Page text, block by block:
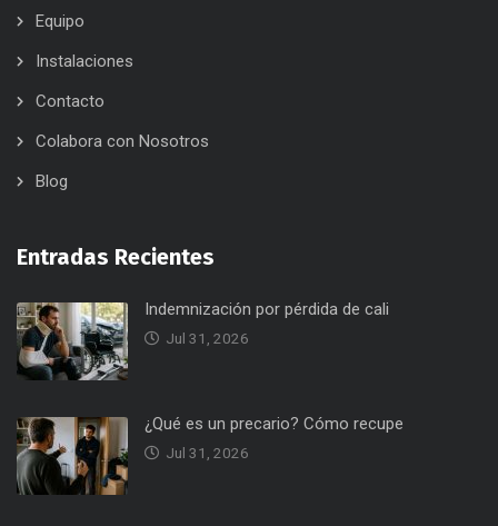
Equipo
Instalaciones
Contacto
Colabora con Nosotros
Blog
Entradas Recientes
Indemnización por pérdida de cali
Jul 31, 2026
¿Qué es un precario? Cómo recupe
Jul 31, 2026